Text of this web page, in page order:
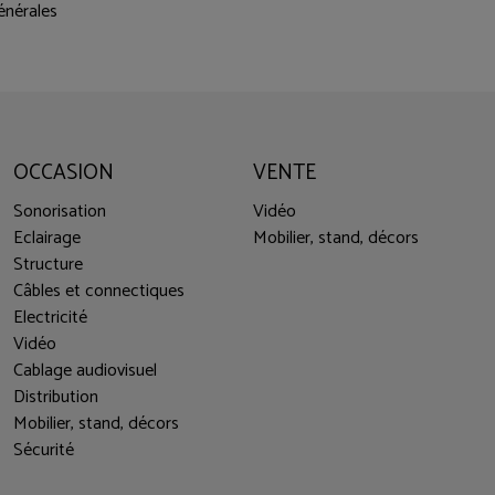
OCCASION
Sonorisation
Eclairage
Structure
Câbles et connectiques
Electricité
Vidéo
Cablage audiovisuel
Distribution
Mobilier, stand, décors
Sécurité
VENTE
Vidéo
Mobilier, stand, décors